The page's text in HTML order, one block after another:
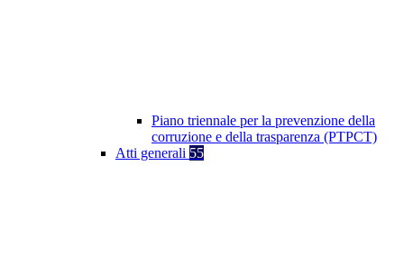
Piano triennale per la prevenzione della
corruzione e della trasparenza (PTPCT)
Atti generali 55